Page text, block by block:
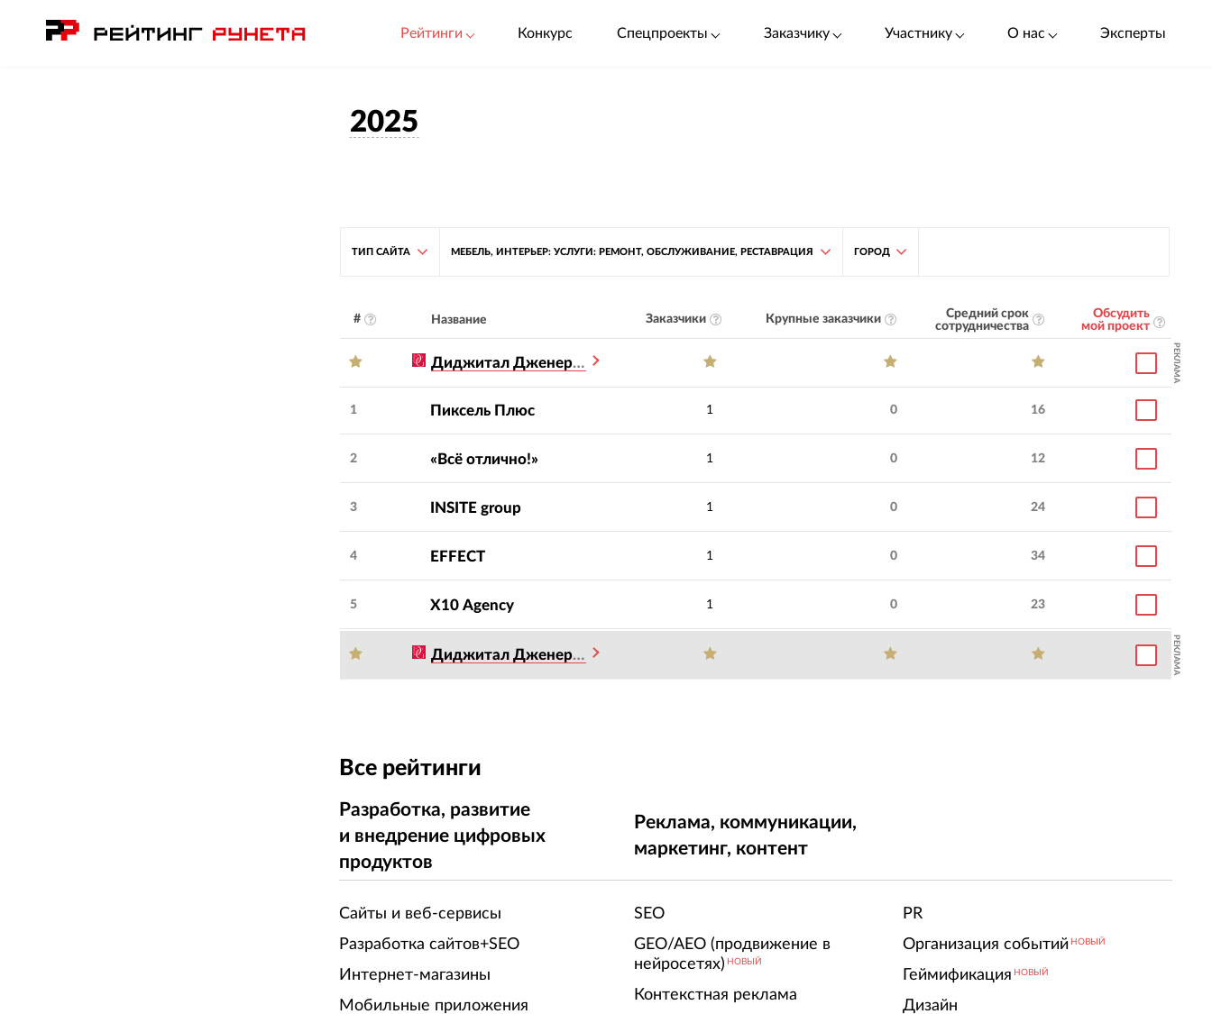
Рейтинги Конкурс Спецпроекты Заказчику Участнику О нас Эксперты
2025
ТИП САЙТА МЕБЕЛЬ, ИНТЕРЬЕР: УСЛУГИ: РЕМОНТ, ОБСЛУЖИВАНИЕ, РЕСТАВРАЦИЯ ГОРОД
# Название Заказчики Крупные заказчики
Средний срок
сотрудничества
Обсудить
мой проект
Диджитал Дженерейшен РЕКЛАМА
1 Пиксель Плюс 1 0 16
2 «Всё отлично!» 1 0 12
3 INSITE group 1 0 24
4 EFFECT 1 0 34
5 Х10 Agency 1 0 23
Диджитал Дженерейшен РЕКЛАМА
Все рейтинги
Разработка, развитие
и внедрение цифровых
продуктов
Сайты и веб-сервисы
Разработка сайтов+SEO
Интернет-магазины
Мобильные приложения
Реклама, коммуникации,
маркетинг, контент
SEO
GEO/AEO (продвижение в
нейросетях) НОВЫЙ
Контекстная реклама
PR
Организация событий НОВЫЙ
Геймификация НОВЫЙ
Дизайн